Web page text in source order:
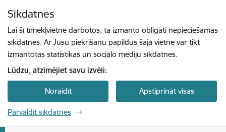
Sīkdatnes
Lai šī tīmekļvietne darbotos, tā izmanto obligāti nepieciešamās
sīkdatnes. Ar Jūsu piekrišanu papildus šajā vietnē var tikt
izmantotas statistikas un sociālo mediju sīkdatnes.
Lūdzu, atzīmējiet savu izvēli:
Noraidīt Apstiprināt visas
Pārvaldīt sīkdatnes